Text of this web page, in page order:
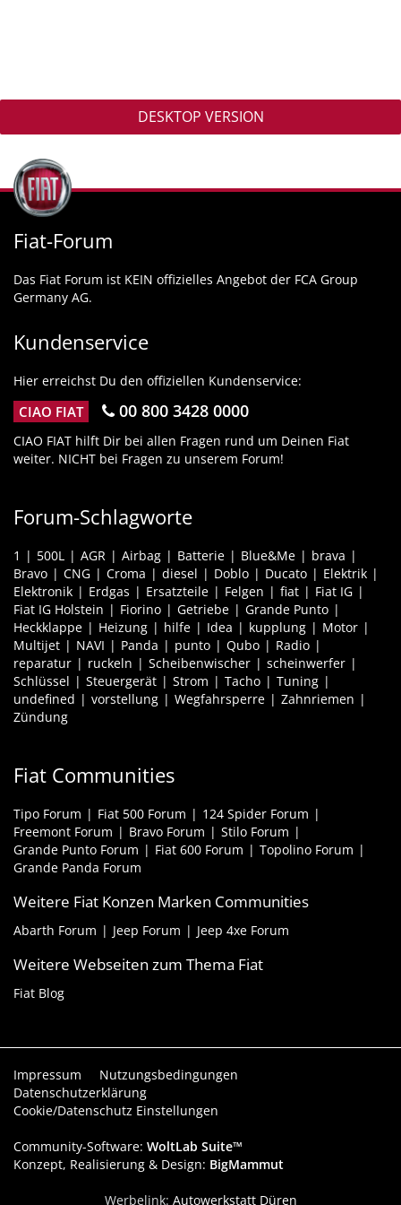
DESKTOP VERSION
Fiat-Forum
Das Fiat Forum ist KEIN offizielles Angebot der FCA Group
Germany AG.
Kundenservice
Hier erreichst Du den offiziellen Kundenservice:
CIAO FIAT 00 800 3428 0000
CIAO FIAT hilft Dir bei allen Fragen rund um Deinen Fiat
weiter. NICHT bei Fragen zu unserem Forum!
Forum-Schlagworte
1 500L AGR Airbag Batterie Blue&Me
brava
Bravo
CNG Croma diesel Doblo Ducato
Elektrik
Elektronik
Erdgas Ersatzteile Felgen fiat
Fiat IG
Fiat IG Holstein
Fiorino Getriebe
Grande Punto
Heckklappe
Heizung hilfe Idea kupplung
Motor
Multijet
NAVI Panda punto Qubo
Radio
reparatur
ruckeln Scheibenwischer
scheinwerfer
Schlüssel
Steuergerät Strom Tacho
Tuning
undefined
vorstellung Wegfahrsperre
Zahnriemen
Zündung
Fiat Communities
Tipo Forum Fiat 500 Forum
124 Spider Forum
Freemont Forum
Bravo Forum
Stilo Forum
Grande Punto Forum
Fiat 600 Forum
Topolino Forum
Grande Panda Forum
Weitere Fiat Konzen Marken Communities
Abarth Forum Jeep Forum Jeep 4xe Forum
Weitere Webseiten zum Thema Fiat
Fiat Blog
Impressum
Nutzungsbedingungen
Datenschutzerklärung
Cookie/Datenschutz Einstellungen
Community-Software: WoltLab Suite™
Konzept, Realisierung & Design: BigMammut
Werbelink: Autowerkstatt Düren